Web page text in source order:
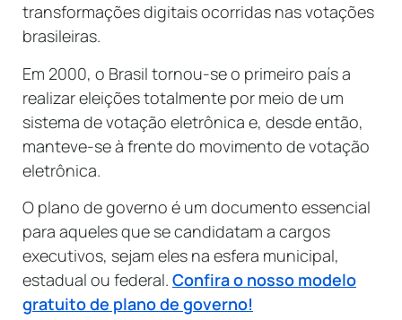
transformações digitais ocorridas nas votações
brasileiras.
Em 2000, o Brasil tornou-se o primeiro país a
realizar eleições totalmente por meio de um
sistema de votação eletrônica e, desde então,
manteve-se à frente do movimento de votação
eletrônica.
O plano de governo é um documento essencial
para aqueles que se candidatam a cargos
executivos, sejam eles na esfera municipal,
estadual ou federal. Confira o nosso modelo
gratuito de plano de governo!